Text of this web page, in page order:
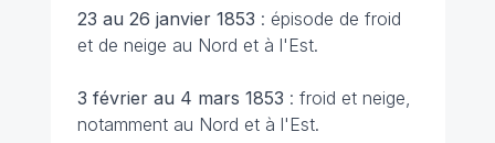
23 au 26 janvier 1853 : épisode de froid
et de neige au Nord et à l'Est.
3 février au 4 mars 1853 : froid et neige,
notamment au Nord et à l'Est.